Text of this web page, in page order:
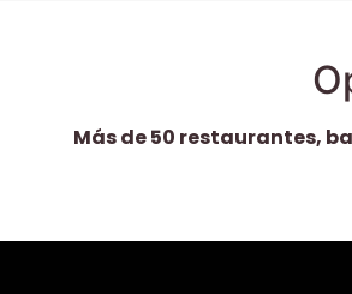
Más de 50 restaurantes,